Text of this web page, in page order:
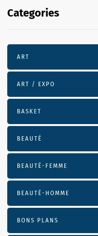
Categories
ART
ART / EXPO
BASKET
BEAUTÉ
BEAUTÉ-FEMME
BEAUTÉ-HOMME
BONS PLANS